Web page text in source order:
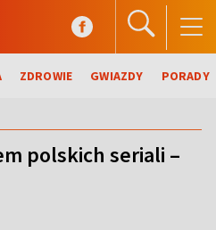
ZDROWIE GWIAZDY PORADY
polskich seriali –